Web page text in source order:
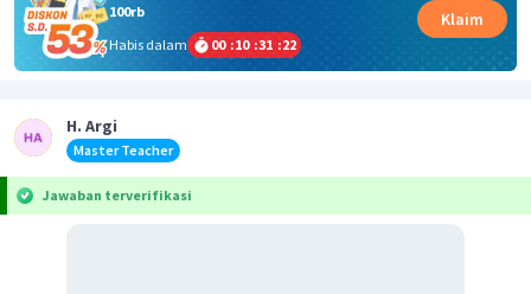
100rb
Habis dalam
00 :10 :31 :22
Klaim
H. Argi
Master Teacher
Jawaban terverifikasi